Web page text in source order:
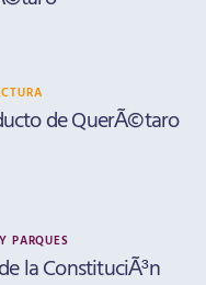
de QuerÃ©taro
PARQUES
la ConstituciÃ³n